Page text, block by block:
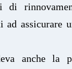
di
ad assicurare
anche la